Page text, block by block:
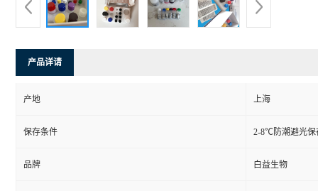
产品详请
产地 上海
保存条件 2-8℃防潮避光保
品牌 白益生物